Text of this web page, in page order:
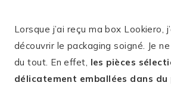
Lorsque j’ai reçu ma box Lookiero,
découvrir le packaging soigné. Je
du tout. En effet, les pièces
délicatement emballées dans du